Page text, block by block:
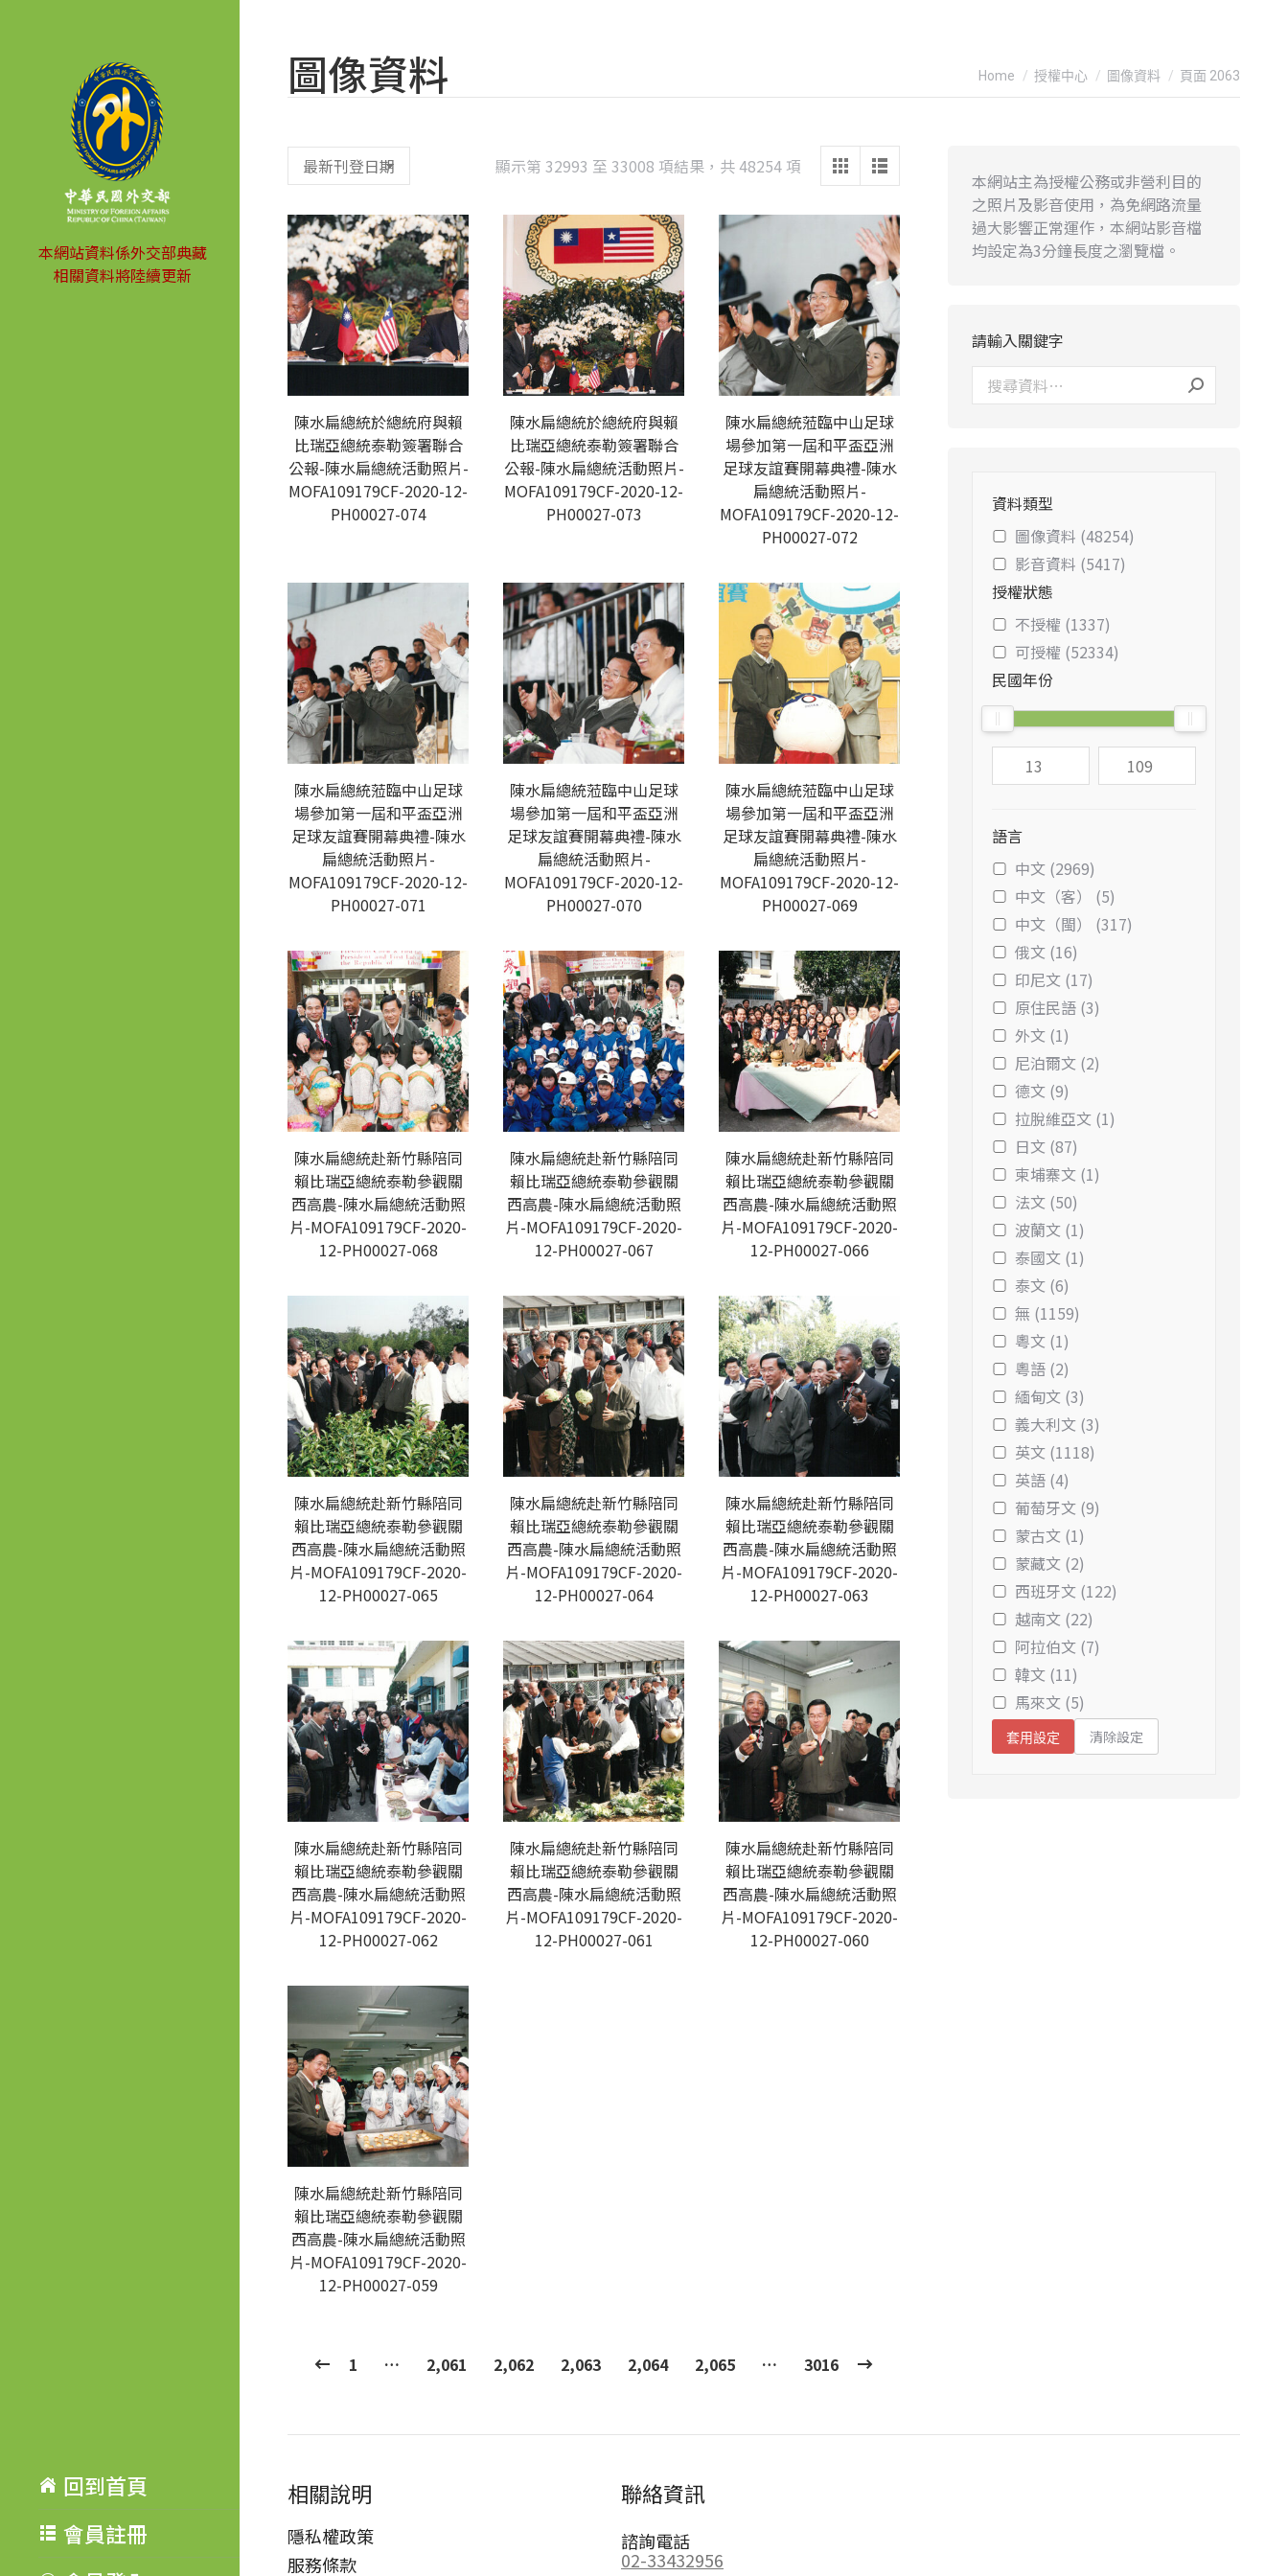
本網站資料係外交部典藏
相關資料將陸續更新
回到首頁
會員註冊
圖像資料 You are here:
Home 授權中心 圖像資料 頁面 2063
顯示第 32993 至 33008 項結果，共 48254 項 Sorted
latest
陳水扁總統於總統府與賴
比瑞亞總統泰勒簽署聯合
公報-陳水扁總統活動照片-
MOFA109179CF-2020-12-
PH00027-074
陳水扁總統於總統府與賴
比瑞亞總統泰勒簽署聯合
公報-陳水扁總統活動照片-
MOFA109179CF-2020-12-
PH00027-073
陳水扁總統蒞臨中山足球
場參加第一屆和平盃亞洲
足球友誼賽開幕典禮-陳水
扁總統活動照片-
MOFA109179CF-2020-12-
PH00027-072
陳水扁總統蒞臨中山足球
場參加第一屆和平盃亞洲
足球友誼賽開幕典禮-陳水
扁總統活動照片-
MOFA109179CF-2020-12-
PH00027-071
陳水扁總統蒞臨中山足球
場參加第一屆和平盃亞洲
足球友誼賽開幕典禮-陳水
扁總統活動照片-
MOFA109179CF-2020-12-
PH00027-070
陳水扁總統蒞臨中山足球
場參加第一屆和平盃亞洲
足球友誼賽開幕典禮-陳水
扁總統活動照片-
MOFA109179CF-2020-12-
PH00027-069
陳水扁總統赴新竹縣陪同
賴比瑞亞總統泰勒參觀關
西高農-陳水扁總統活動照
片-MOFA109179CF-2020-
12-PH00027-068
陳水扁總統赴新竹縣陪同
賴比瑞亞總統泰勒參觀關
西高農-陳水扁總統活動照
片-MOFA109179CF-2020-
12-PH00027-067
陳水扁總統赴新竹縣陪同
賴比瑞亞總統泰勒參觀關
西高農-陳水扁總統活動照
片-MOFA109179CF-2020-
12-PH00027-066
陳水扁總統赴新竹縣陪同
賴比瑞亞總統泰勒參觀關
西高農-陳水扁總統活動照
片-MOFA109179CF-2020-
12-PH00027-065
陳水扁總統赴新竹縣陪同
賴比瑞亞總統泰勒參觀關
西高農-陳水扁總統活動照
片-MOFA109179CF-2020-
12-PH00027-064
陳水扁總統赴新竹縣陪同
賴比瑞亞總統泰勒參觀關
西高農-陳水扁總統活動照
片-MOFA109179CF-2020-
12-PH00027-063
陳水扁總統赴新竹縣陪同
賴比瑞亞總統泰勒參觀關
西高農-陳水扁總統活動照
片-MOFA109179CF-2020-
12-PH00027-062
陳水扁總統赴新竹縣陪同
賴比瑞亞總統泰勒參觀關
西高農-陳水扁總統活動照
片-MOFA109179CF-2020-
12-PH00027-061
陳水扁總統赴新竹縣陪同
賴比瑞亞總統泰勒參觀關
西高農-陳水扁總統活動照
片-MOFA109179CF-2020-
12-PH00027-060
陳水扁總統赴新竹縣陪同
賴比瑞亞總統泰勒參觀關
西高農-陳水扁總統活動照
片-MOFA109179CF-2020-
12-PH00027-059
1 … 2,061 2,062 2,063 2,064 2,065 … 3016
本網站主為授權公務或非營利目的
之照片及影音使用，為免網路流量
過大影響正常運作，本網站影音檔
均設定為3分鐘長度之瀏覽檔。
請輸入關鍵字
資料類型
圖像資料 (48254)
影音資料 (5417)
授權狀態
不授權 (1337)
可授權 (52334)
民國年份
語言
中文 (2969)
中文（客） (5)
中文（閩） (317)
俄文 (16)
印尼文 (17)
原住民語 (3)
外文 (1)
尼泊爾文 (2)
德文 (9)
拉脫維亞文 (1)
日文 (87)
柬埔寨文 (1)
法文 (50)
波蘭文 (1)
泰國文 (1)
泰文 (6)
無 (1159)
粵文 (1)
粵語 (2)
緬甸文 (3)
義大利文 (3)
英文 (1118)
英語 (4)
葡萄牙文 (9)
蒙古文 (1)
蒙藏文 (2)
西班牙文 (122)
越南文 (22)
阿拉伯文 (7)
韓文 (11)
馬來文 (5)
套用設定 清除設定
相關說明
隱私權政策
服務條款
聯絡資訊
諮詢電話
02-33432956